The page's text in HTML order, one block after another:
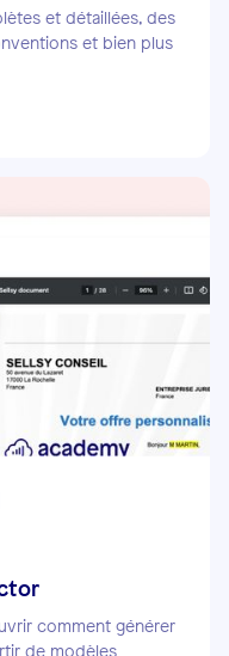
et détaillées, des
et bien plus
comment générer
de modèles